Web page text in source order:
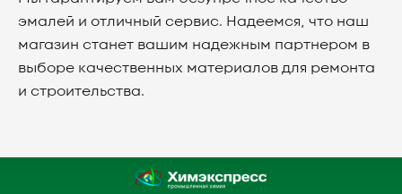
эмалей и отличный сервис. Надеемся, что наш
магазин станет вашим надежным партнером в
выборе качественных материалов для ремонта
и строительства.